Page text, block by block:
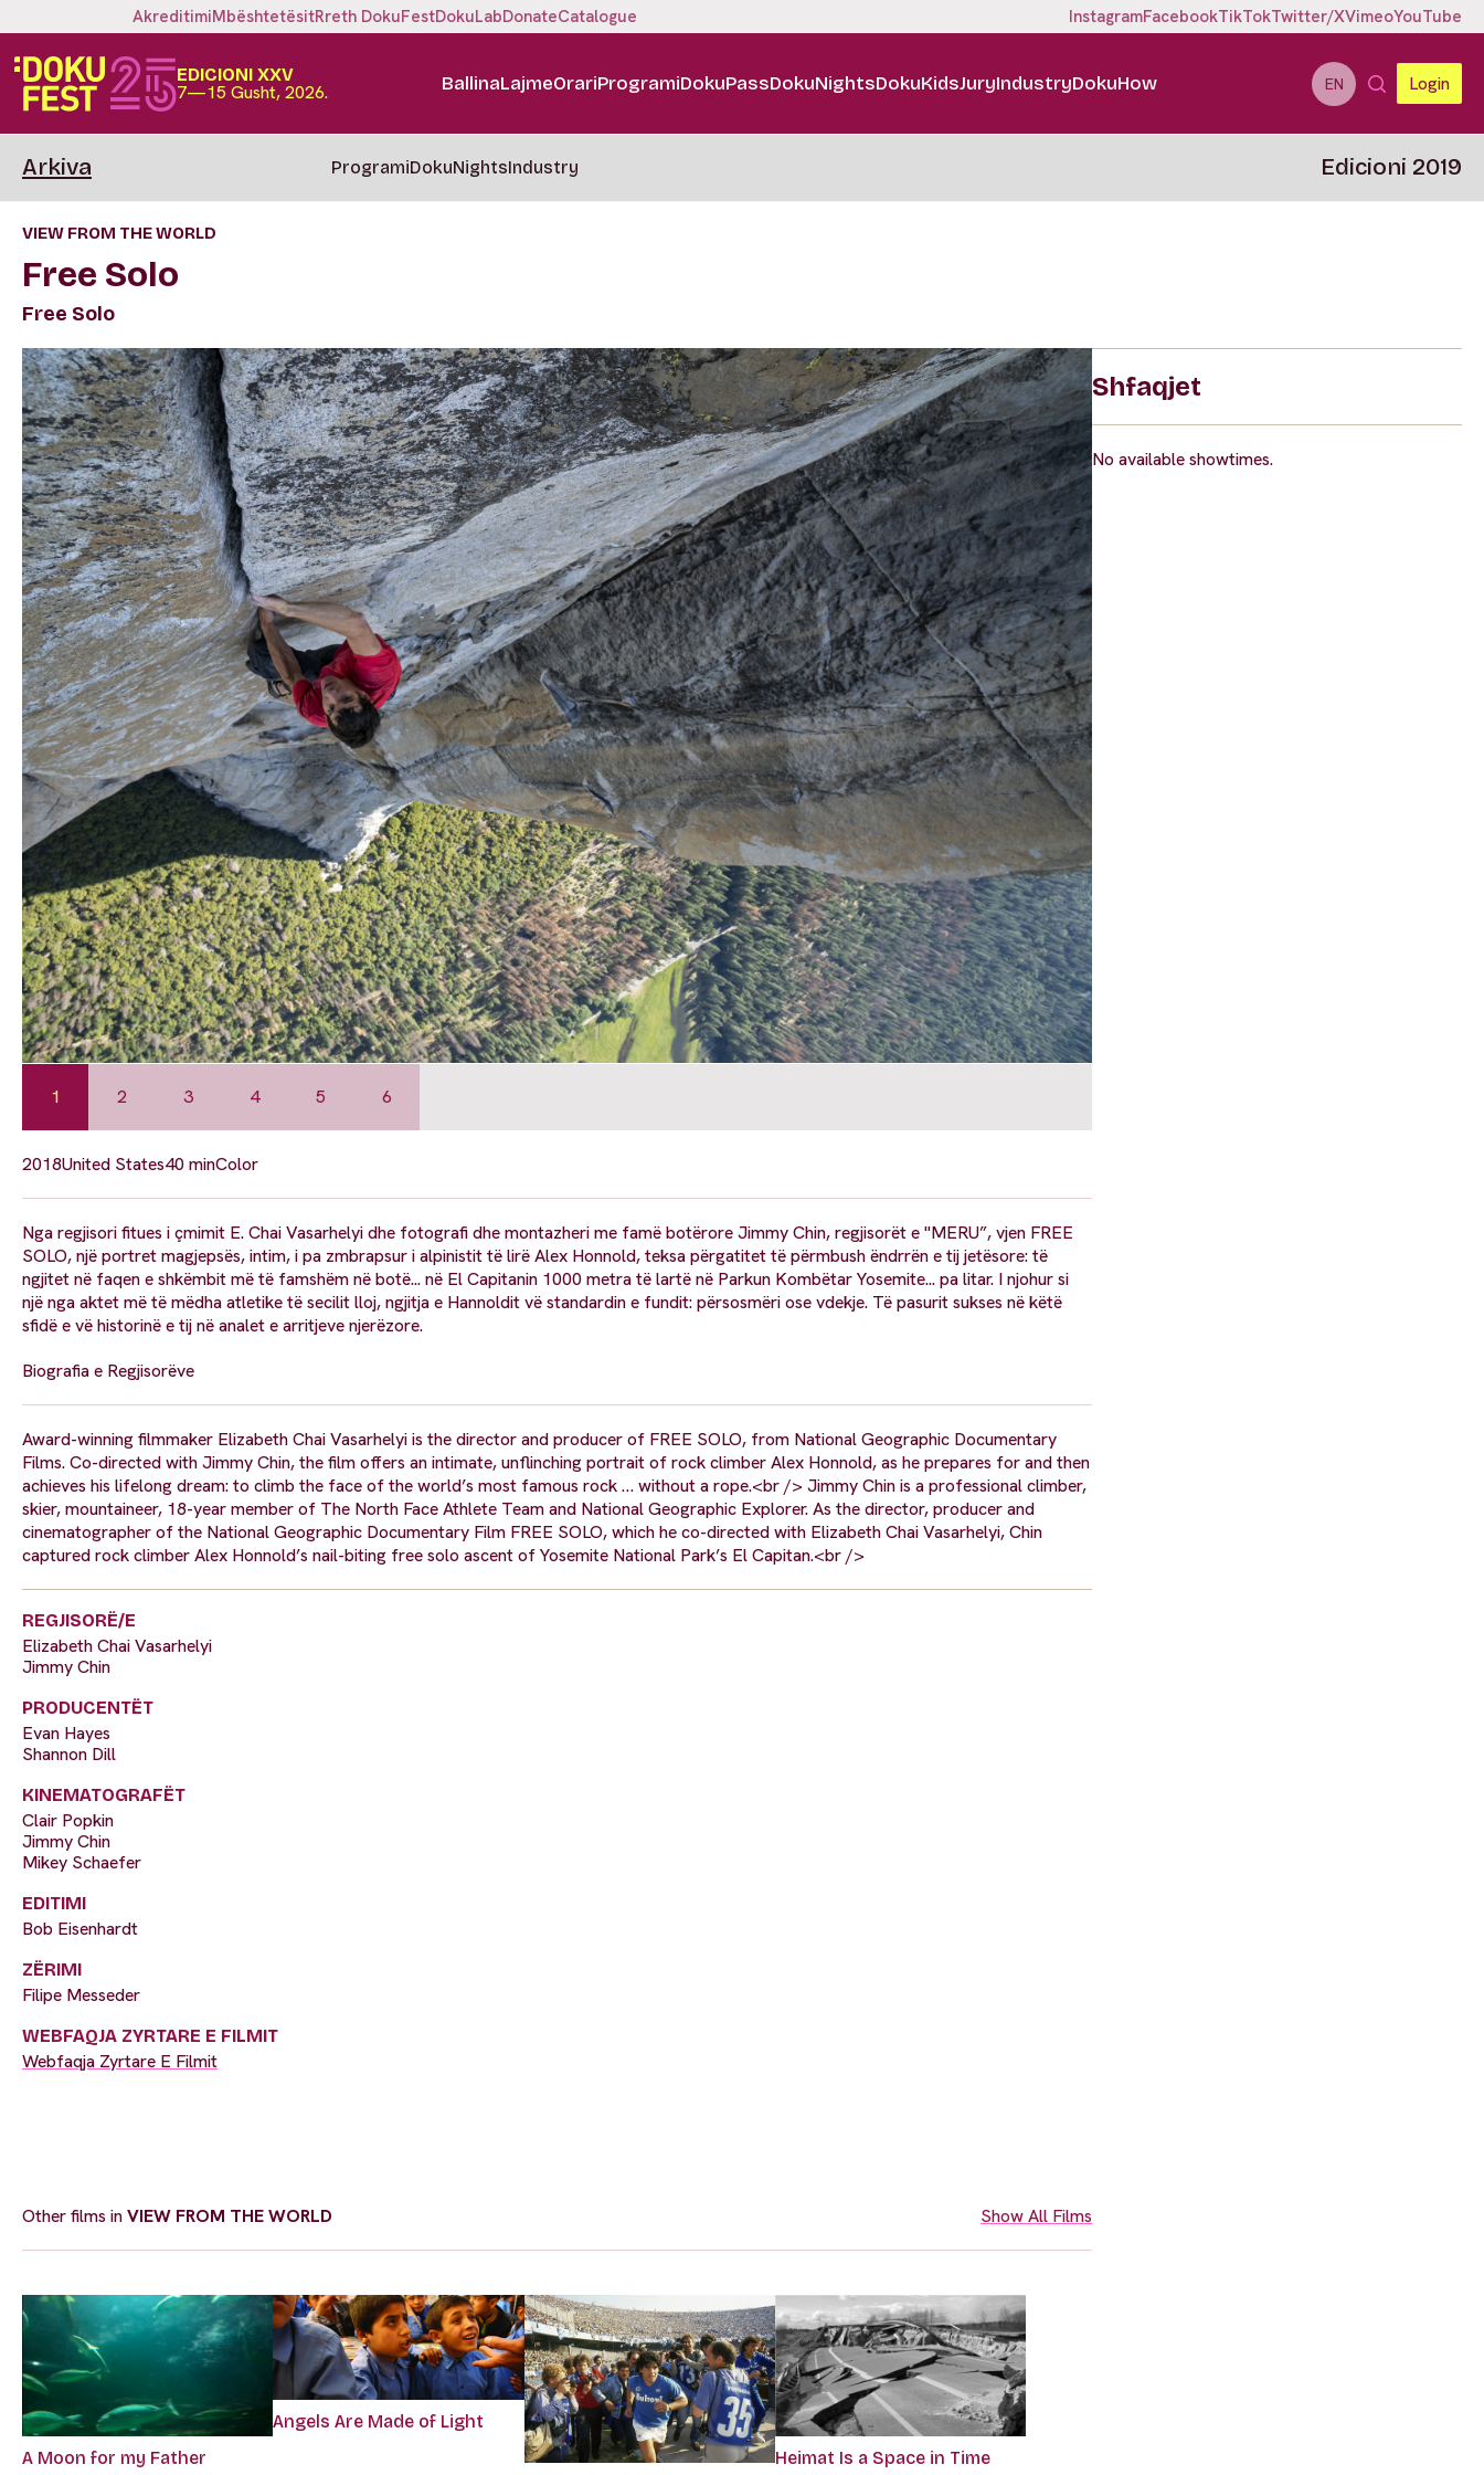
AkreditimiMbështetësitRreth DokuFestDokuLabDonateCatalogue InstagramFacebookTikTokTwitter/XVimeoYouTube
EDICIONI XXV
7—15 Gusht, 2026. BallinaLajmeOrariProgramiDokuPassDokuNightsDokuKidsJuryIndustryDokuHow EN Login
Arkiva ProgramiDokuNightsIndustry Edicioni 2019
VIEW FROM THE WORLD
Free Solo
Free Solo
1 2 3 4 5 6
2018United States40 minColor
Nga regjisori fitues i çmimit E. Chai Vasarhelyi dhe fotografi dhe montazheri me famë botërore Jimmy Chin, regjisorët e "MERU”, vjen FREE
SOLO, një portret magjepsës, intim, i pa zmbrapsur i alpinistit të lirë Alex Honnold, teksa përgatitet të përmbush ëndrrën e tij jetësore: të
ngjitet në faqen e shkëmbit më të famshëm në botë... në El Capitanin 1000 metra të lartë në Parkun Kombëtar Yosemite... pa litar. I njohur si
një nga aktet më të mëdha atletike të secilit lloj, ngjitja e Hannoldit vë standardin e fundit: përsosmëri ose vdekje. Të pasurit sukses në këtë
sfidë e vë historinë e tij në analet e arritjeve njerëzore.
Biografia e Regjisorëve
Award-winning filmmaker Elizabeth Chai Vasarhelyi is the director and producer of FREE SOLO, from National Geographic Documentary
Films. Co-directed with Jimmy Chin, the film offers an intimate, unflinching portrait of rock climber Alex Honnold, as he prepares for and then
achieves his lifelong dream: to climb the face of the world’s most famous rock … without a rope.<br /> Jimmy Chin is a professional climber,
skier, mountaineer, 18-year member of The North Face Athlete Team and National Geographic Explorer. As the director, producer and
cinematographer of the National Geographic Documentary Film FREE SOLO, which he co-directed with Elizabeth Chai Vasarhelyi, Chin
captured rock climber Alex Honnold’s nail-biting free solo ascent of Yosemite National Park’s El Capitan.<br />
REGJISORË/E
Elizabeth Chai Vasarhelyi
Jimmy Chin
PRODUCENTËT
Evan Hayes
Shannon Dill
KINEMATOGRAFËT
Clair Popkin
Jimmy Chin
Mikey Schaefer
EDITIMI
Bob Eisenhardt
ZËRIMI
Filipe Messeder
WEBFAQJA ZYRTARE E FILMIT
Webfaqja Zyrtare E Filmit
Other films inVIEW FROM THE WORLD Show All Films
A Moon for my Father
Angels Are Made of Light
Heimat Is a Space in Time
Shfaqjet
No available showtimes.